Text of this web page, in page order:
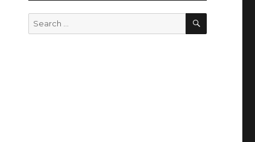
Search
for:
SEARCH